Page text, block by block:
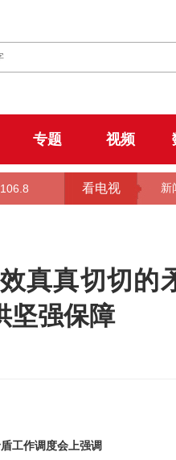
专题 视频
看电视 新
真真切切的
坚强保障
工作调度会上强调